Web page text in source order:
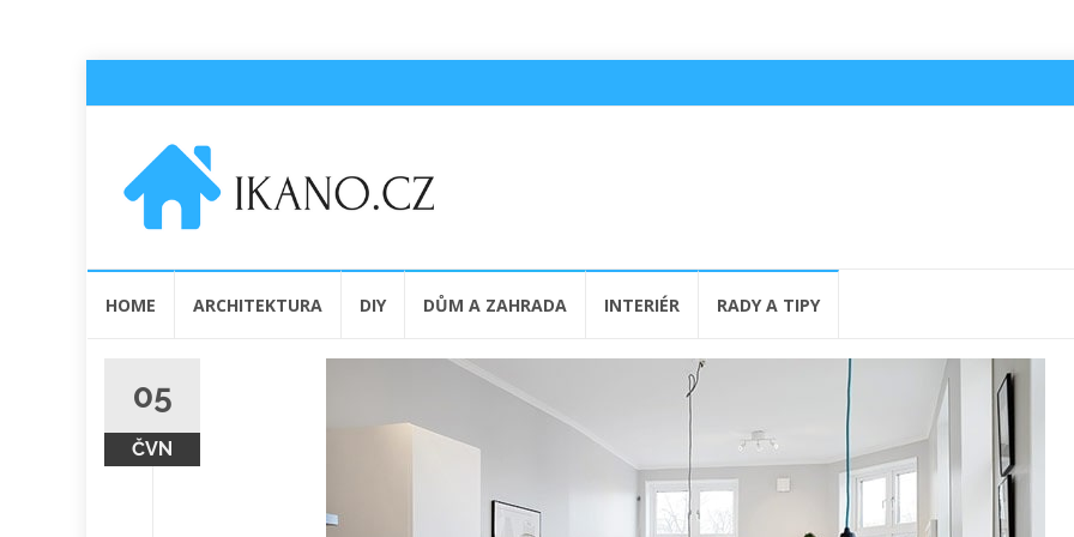
HOME ARCHITEKTURA DIY DŮM A ZAHRADA INTERIÉR RADY A TIPY
05
ČVN